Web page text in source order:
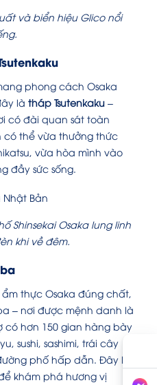
và biển hiệu Glico nổi
phong cách Osaka
là tháp Tsutenkaku –
có đài quan sát toàn
có thể vừa thưởng thức
vừa hòa mình vào
đầy sức sống.
Shinsekai Osaka lung linh
khi về đêm.
thực Osaka đúng chất,
– nơi được mệnh danh là
có hơn 150 gian hàng bày
sushi, sashimi, trái cây
phố hấp dẫn. Đây là
khám phá hương vị